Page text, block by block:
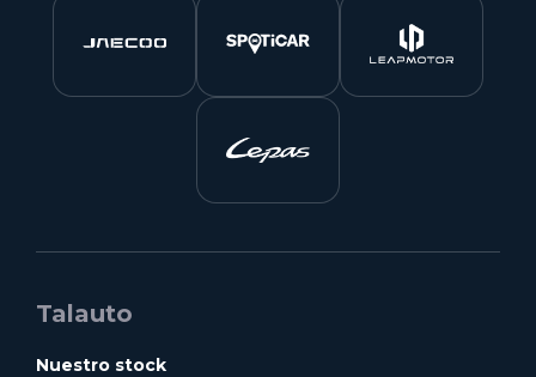
sostenible.En Talauto, concesionario oficial Nissan
en la provincia de Toledo, podrás descubrir toda la
gama electrificada de la marca y recibir el
asesoramiento necesario para encontrar el modelo
que mejor se adapte a tu estilo de vida.
Talauto
Nuestro stock